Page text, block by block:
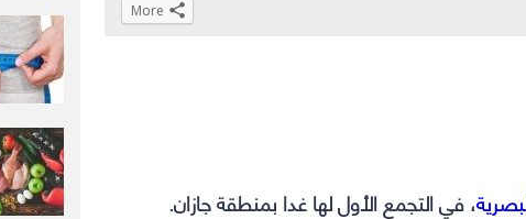
، في التجمع الأول لها غدا بمنطقة جازان.
in
in
Click
in
Click
in
More